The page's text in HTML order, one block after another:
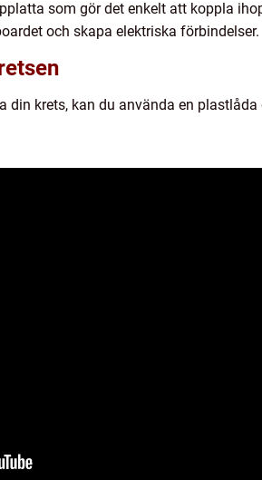
som gör det enkelt att koppla
och skapa elektriska förbindelser.
din krets, kan du använda en